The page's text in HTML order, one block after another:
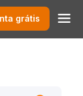
grátis